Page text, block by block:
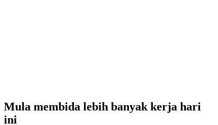
Mula membida lebih banyak kerja hari
ini